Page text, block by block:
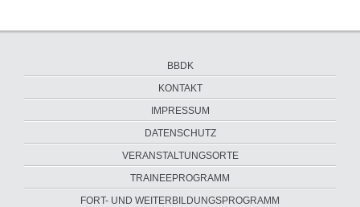
überspringen
BBDK
KONTAKT
IMPRESSUM
DATENSCHUTZ
VERANSTALTUNGSORTE
überspringen
TRAINEEPROGRAMM
FORT- UND WEITERBILDUNGSPROGRAMM